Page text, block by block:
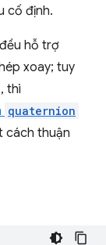
cố định.
hỗ trợ
xoay; tuy
thì
quaternion
cách thuận